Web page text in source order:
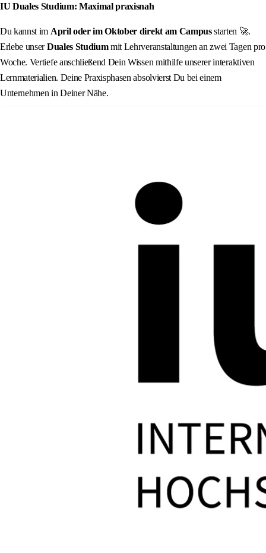
IU Duales Studium: Maximal praxisnah
Du kannst im April oder im Oktober direkt am Campusstarten 🚀.
Erlebe unserDuales Studiummit Lehrveranstaltungen an zwei Tagen pro
Woche. Vertiefe anschließend Dein Wissen mithilfe unserer interaktiven
Lernmaterialien. Deine Praxisphasen absolvierst Du bei einem
Unternehmen in Deiner Nähe.